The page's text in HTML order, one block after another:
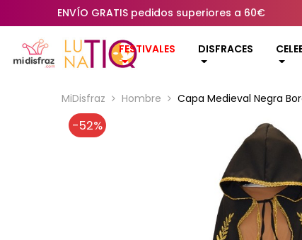
ENVÍO GRATIS pedidos superiores a 60€
FESTIVALES DISFRACES
MiDisfraz Hombre Capa Medieval Negra
-52%